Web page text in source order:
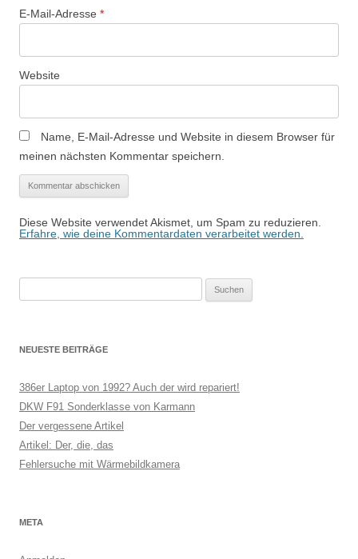
E-Mail-Adresse *
Website
Name, E-Mail-Adresse und Website in diesem Browser für
meinen nächsten Kommentar speichern.
Diese Website verwendet Akismet, um Spam zu reduzieren.
Erfahre, wie deine Kommentardaten verarbeitet werden.
NEUESTE BEITRÄGE
386er Laptop von 1992? Auch der wird repariert!
DKW F91 Sonderklasse von Karmann
Der vergessene Artikel
Artikel: Der, die, das
Fehlersuche mit Wärmebildkamera
META